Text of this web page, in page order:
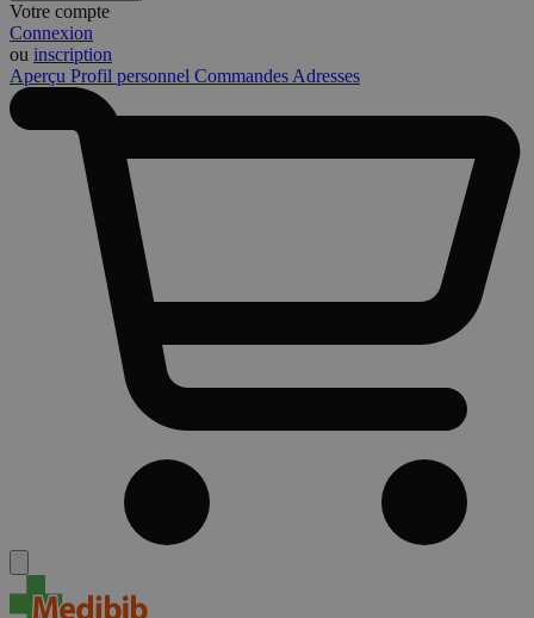
Votre compte
Connexion
ou inscription
Aperçu Profil personnel Commandes Adresses